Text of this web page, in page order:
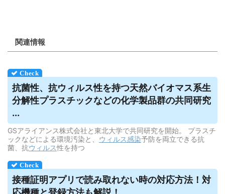
関連情報
抗菌性、抗ウィルス性を持つ天然バイオマス系生
分解性プラスチックなどの化学製品群の共同研究
...
GSアライアンス株式会社と東北大学で共同研究を開始。 プラスチ
ックなどによる環境汚染と、 ウィルス感染予防を両立できる抗
菌、抗ウィルス性を持つ
接種証明アプリで読み取れない時の対応方法！対